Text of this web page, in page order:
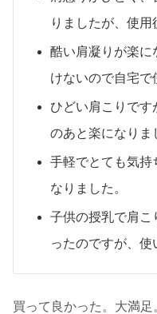
りましたが、使用
酷い肩凝りが楽に
けないので自宅で
ひどい肩こりです
のあと楽になりま
手軽でとても気持
なりました。
子供の授乳で肩こ
ったのですが、使
買って良かった。大満